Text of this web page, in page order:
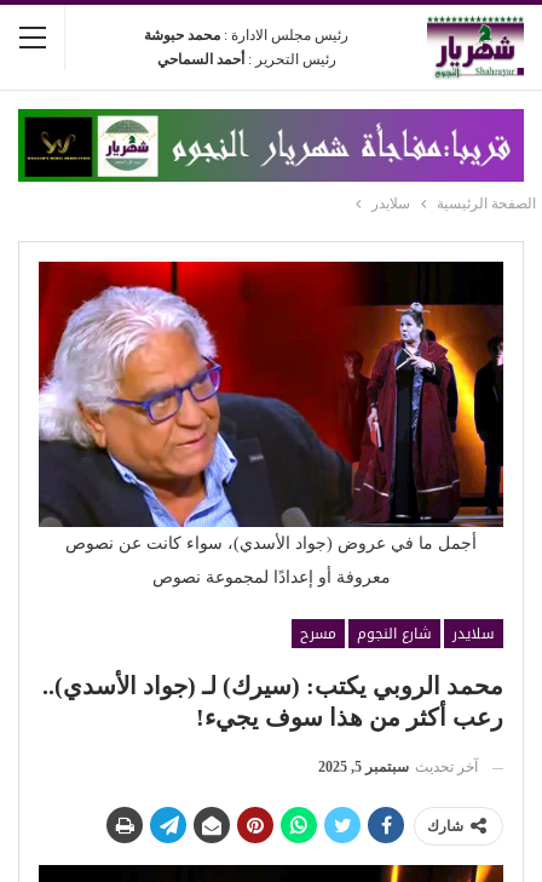
رئيس مجلس الادارة : محمد حبوشة
رئيس التحرير : أحمد السماحي
الصفحة الرئيسية سلايدر
أجمل ما في عروض (جواد الأسدي)، سواء كانت عن نصوص
معروفة أو إعدادًا لمجموعة نصوص
سلايدر شارع النجوم
مسرح
محمد الروبي يكتب: (سيرك) لـ (جواد الأسدي)..
رعب أكثر من هذا سوف يجيء!
آخر تحديث سبتمبر 5, 2025
شارك